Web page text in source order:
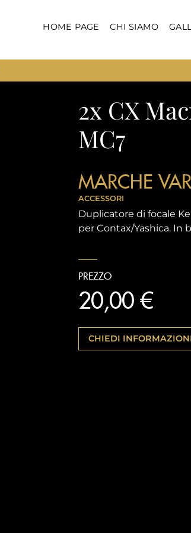
HOME PAGE CHI SIAMO
2x CX
MC7
MARCHE
ACCESSORI
Duplicatore di focale
per Contax/Yashica. In
PREZZO
20,00 €
CHIEDI